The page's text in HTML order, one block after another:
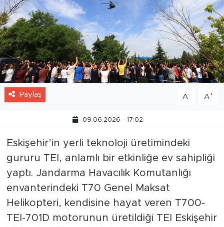
Paylaş A- A+
09.06.2026 - 17:02
Eskişehir’in yerli teknoloji üretimindeki
gururu TEI, anlamlı bir etkinliğe ev sahipliği
yaptı. Jandarma Havacılık Komutanlığı
envanterindeki T70 Genel Maksat
Helikopteri, kendisine hayat veren T700-
TEI-701D motorunun üretildiği TEI Eskişehir